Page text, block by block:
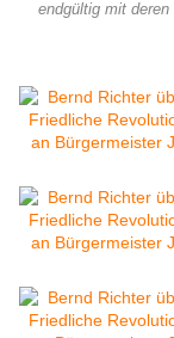
endgültig mit